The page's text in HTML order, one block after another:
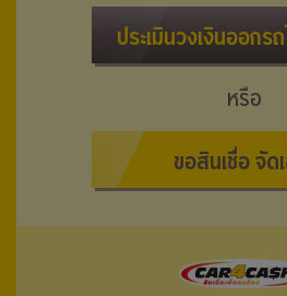
ประเมินวงเงินออกร
หรือ
ขอสินเชื่อ จัด